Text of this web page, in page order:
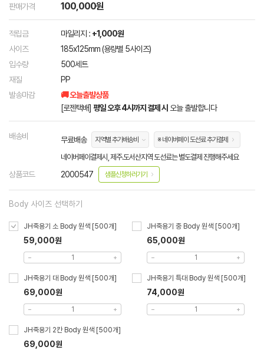
판매가격 100,000원
적립금 마일리지 : +1,000원
사이즈
185x125mm (용량별 5사이즈)
입수량
500세트
재질
PP
발송마감
🚚 오늘출발상품
[로젠택배] 평일 오후 4시까지 결제 시 오늘 출발합니다
배송비 무료배송 지역별 추가배송비 ※ 네이버페이 도선료 추가결제
네이버페이결제시, 제주.도서산지역 도선료는 별도결제 진행해주세요
상품코드 2000547 샘플신청하러가기
Body 사이즈 선택하기
JH죽용기 소 Body 원색 [500개]
59,000원
JH죽용기 중 Body 원색 [500개]
65,000원
JH죽용기 대 Body 원색 [500개]
69,000원
JH죽용기 특대 Body 원색 [500개]
74,000원
JH죽용기 2칸 Body 원색 [500개]
69,000원